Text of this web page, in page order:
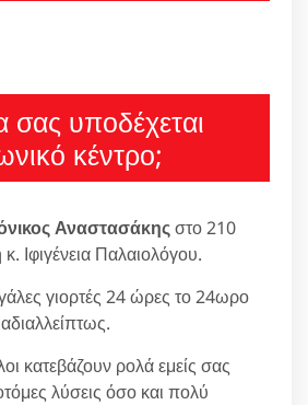
σας υποδέχεται
κέντρο;
Αναστασάκηςστο 210
Ιφιγένεια Παλαιολόγου.
γιορτές 24 ώρες το 24ωρο
κατεβάζουν ρολά εμείς σας
λύσεις όσο και πολύ